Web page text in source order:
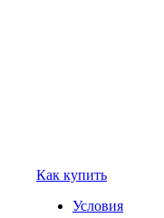
Как купить
Условия